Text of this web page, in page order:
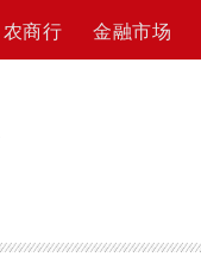
农商行 金融市场